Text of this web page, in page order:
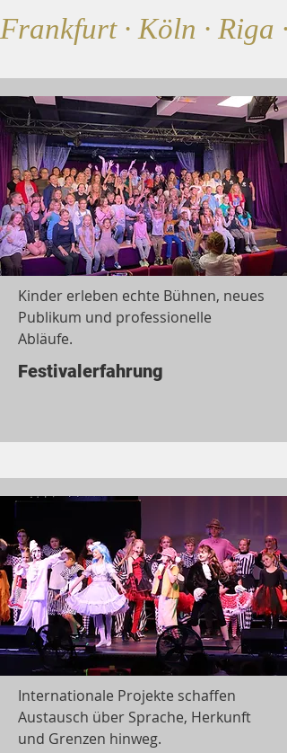
Frankfurt · Köln · Riga
Kinder erleben echte Bühnen, neues
Publikum und professionelle
Abläufe.
Festivalerfahrung
Internationale Projekte schaffen
Austausch über Sprache, Herkunft
und Grenzen hinweg.